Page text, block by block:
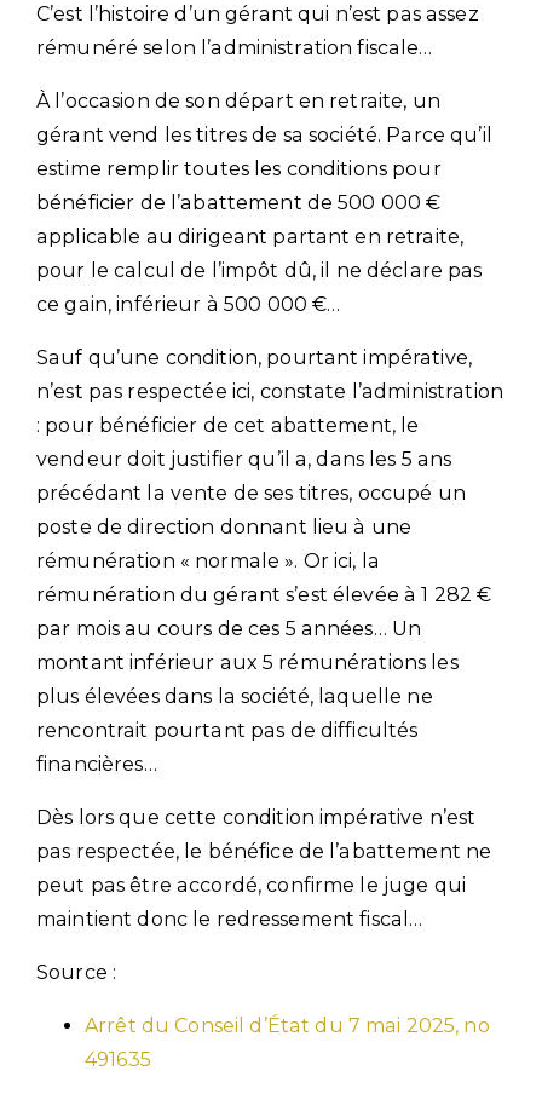
C’est l’histoire d’un gérant qui n’est pas assez
rémunéré selon l’administration fiscale…
À l’occasion de son départ en retraite, un
gérant vend les titres de sa société. Parce qu’il
estime remplir toutes les conditions pour
bénéficier de l’abattement de 500 000 €
applicable au dirigeant partant en retraite,
pour le calcul de l’impôt dû, il ne déclare pas
ce gain, inférieur à 500 000 €…
Sauf qu’une condition, pourtant impérative,
n’est pas respectée ici, constate l’administration
: pour bénéficier de cet abattement, le
vendeur doit justifier qu’il a, dans les 5 ans
précédant la vente de ses titres, occupé un
poste de direction donnant lieu à une
rémunération « normale ». Or ici, la
rémunération du gérant s’est élevée à 1 282 €
par mois au cours de ces 5 années… Un
montant inférieur aux 5 rémunérations les
plus élevées dans la société, laquelle ne
rencontrait pourtant pas de difficultés
financières…
Dès lors que cette condition impérative n’est
pas respectée, le bénéfice de l’abattement ne
peut pas être accordé, confirme le juge qui
maintient donc le redressement fiscal…
Source :
Arrêt du Conseil d’État du 7 mai 2025, no
491635